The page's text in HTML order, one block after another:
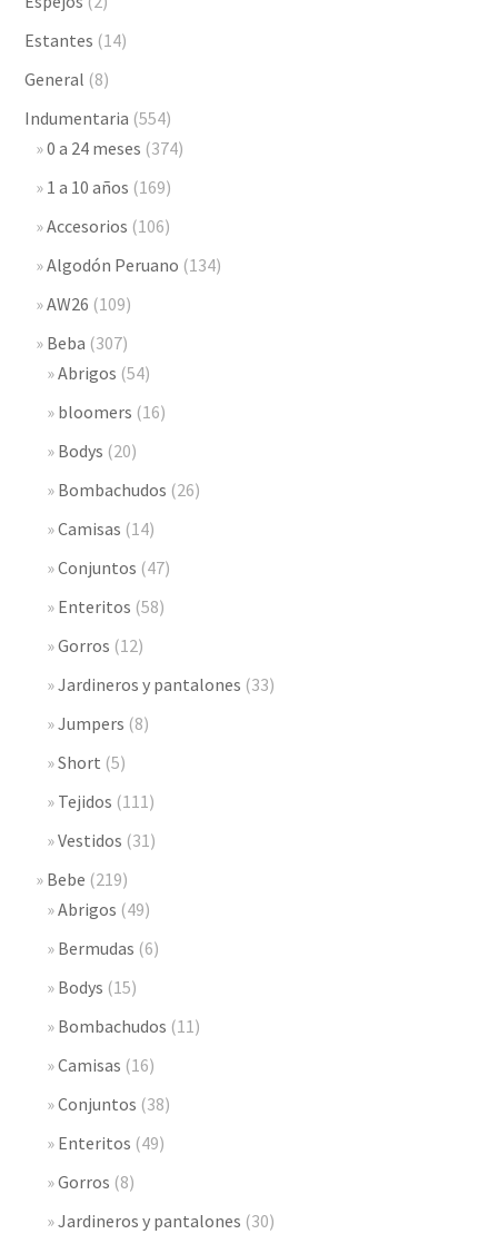
Estantes (14)
General (8)
Indumentaria (554)
0 a 24 meses (374)
1 a 10 años (169)
Accesorios (106)
Algodón Peruano (134)
AW26 (109)
Beba (307)
Abrigos (54)
bloomers (16)
Bodys (20)
Bombachudos (26)
Camisas (14)
Conjuntos (47)
Enteritos (58)
Gorros (12)
Jardineros y pantalones (33)
Jumpers (8)
Short (5)
Tejidos (111)
Vestidos (31)
Bebe (219)
Abrigos (49)
Bermudas (6)
Bodys (15)
Bombachudos (11)
Camisas (16)
Conjuntos (38)
Enteritos (49)
Gorros (8)
Jardineros y pantalones (30)